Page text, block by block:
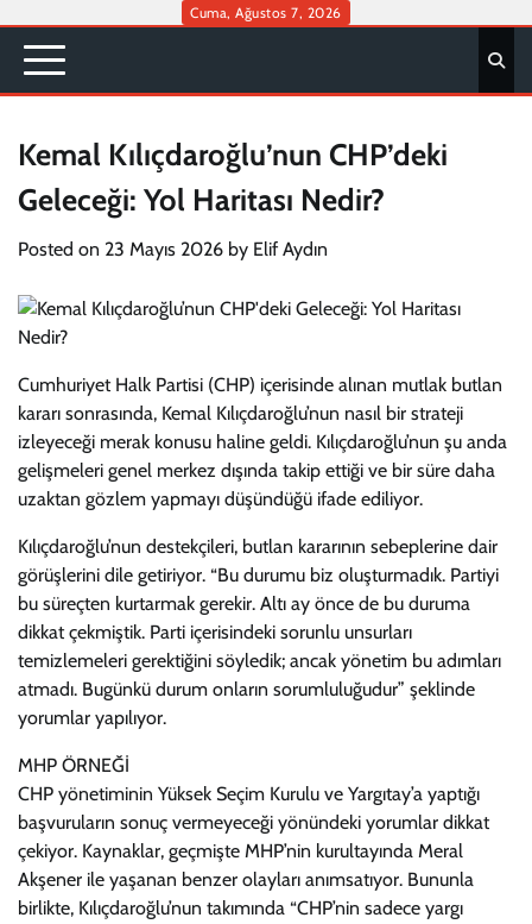
content
Cuma, Ağustos 7, 2026
Kemal Kılıçdaroğlu’nun CHP’deki
Geleceği: Yol Haritası Nedir?
Posted on 23 Mayıs 2026 by Elif Aydın
Cumhuriyet Halk Partisi (CHP) içerisinde alınan mutlak butlan
kararı sonrasında, Kemal Kılıçdaroğlu’nun nasıl bir strateji
izleyeceği merak konusu haline geldi. Kılıçdaroğlu’nun şu anda
gelişmeleri genel merkez dışında takip ettiği ve bir süre daha
uzaktan gözlem yapmayı düşündüğü ifade ediliyor.
Kılıçdaroğlu’nun destekçileri, butlan kararının sebeplerine dair
görüşlerini dile getiriyor. “Bu durumu biz oluşturmadık. Partiyi
bu süreçten kurtarmak gerekir. Altı ay önce de bu duruma
dikkat çekmiştik. Parti içerisindeki sorunlu unsurları
temizlemeleri gerektiğini söyledik; ancak yönetim bu adımları
atmadı. Bugünkü durum onların sorumluluğudur” şeklinde
yorumlar yapılıyor.
MHP ÖRNEĞİ
CHP yönetiminin Yüksek Seçim Kurulu ve Yargıtay’a yaptığı
başvuruların sonuç vermeyeceği yönündeki yorumlar dikkat
çekiyor. Kaynaklar, geçmişte MHP’nin kurultayında Meral
Akşener ile yaşanan benzer olayları anımsatıyor. Bununla
birlikte, Kılıçdaroğlu’nun takımında “CHP’nin sadece yargı